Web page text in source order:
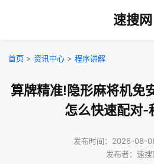
速搜网
首页 > 资讯中心 > 程序讲解
算牌精准!隐形麻将机免
怎么快速配对-
发布时间：2026-08-
发布者：速搜